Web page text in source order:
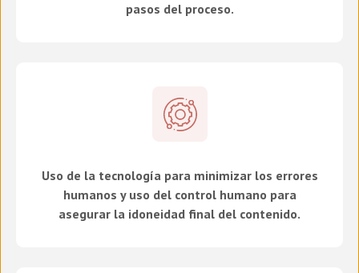
pasos del proceso.
Uso de la tecnología para minimizar los errores
humanos y uso del control humano para
asegurar la idoneidad final del contenido.